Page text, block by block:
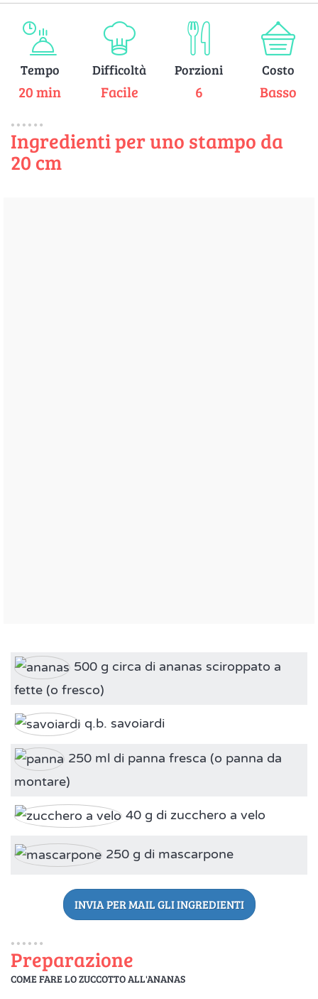
Tempo
20 min
Difficoltà
Facile
Porzioni
6
Costo
Basso
Ingredienti per uno stampo da
20 cm
500 g circa di ananas sciroppato a
fette (o fresco)
q.b. savoiardi
250 ml di panna fresca (o panna da
montare)
40 g di zucchero a velo
250 g di mascarpone
INVIA PER MAIL GLI INGREDIENTI
Preparazione
COME FARE LO ZUCCOTTO ALL'ANANAS